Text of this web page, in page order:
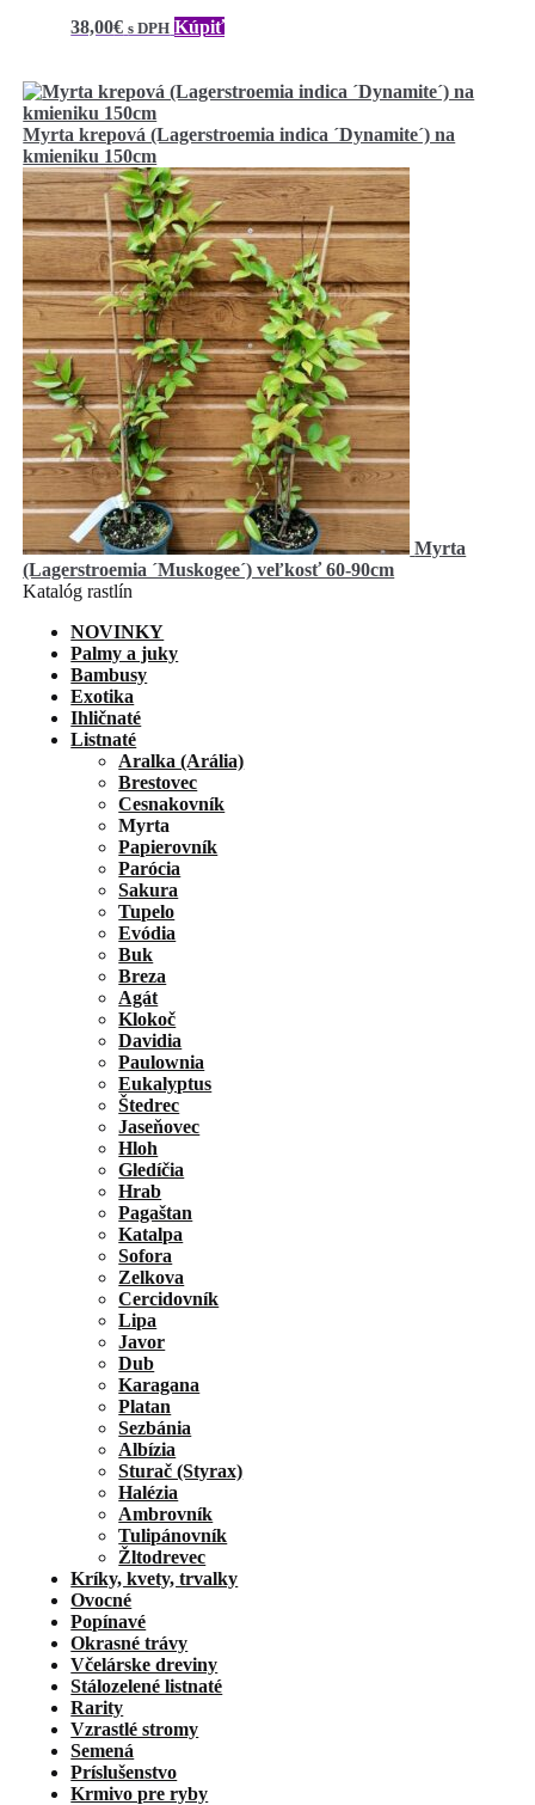
38,00€ s DPH Kúpiť
Myrta krepová (Lagerstroemia indica ´Dynamite´) na
kmieniku 150cm
Myrta
(Lagerstroemia ´Muskogee´) veľkosť 60-90cm
Katalóg rastlín
NOVINKY
Palmy a juky
Bambusy
Exotika
Ihličnaté
Listnaté
Aralka (Arália)
Brestovec
Cesnakovník
Myrta
Papierovník
Parócia
Sakura
Tupelo
Evódia
Buk
Breza
Agát
Klokoč
Davidia
Paulownia
Eukalyptus
Štedrec
Jaseňovec
Hloh
Gledíčia
Hrab
Pagaštan
Katalpa
Sofora
Zelkova
Cercidovník
Lipa
Javor
Dub
Karagana
Platan
Sezbánia
Albízia
Sturač (Styrax)
Halézia
Ambrovník
Tulipánovník
Žltodrevec
Kríky, kvety, trvalky
Ovocné
Popínavé
Okrasné trávy
Včelárske dreviny
Stálozelené listnaté
Rarity
Vzrastlé stromy
Semená
Príslušenstvo
Krmivo pre ryby